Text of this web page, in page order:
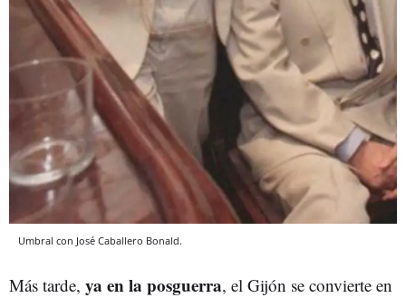
Umbral con José Caballero Bonald.
Más tarde, ya en la posguerra, el Gijón se convierte en